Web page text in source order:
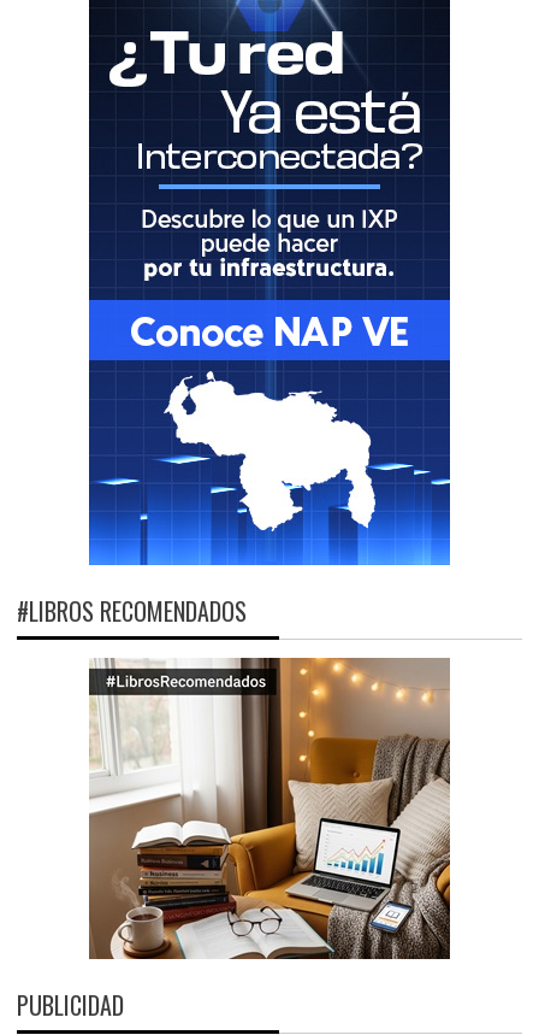
#LIBROS RECOMENDADOS
PUBLICIDAD